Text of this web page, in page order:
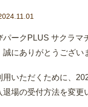
パークPLUS サクラマ
にありがとうござい
用いただくために、
退場の受付方法を変更